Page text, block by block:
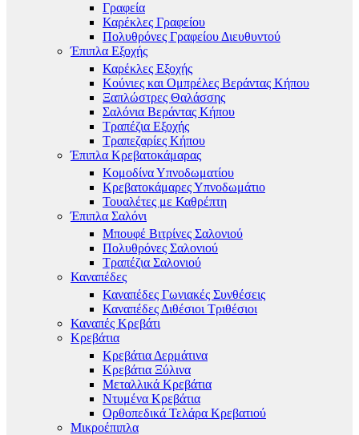
Γραφεία
Καρέκλες Γραφείου
Πολυθρόνες Γραφείου Διευθυντού
Έπιπλα Εξοχής
Καρέκλες Εξοχής
Κούνιες και Ομπρέλες Βεράντας Κήπου
Ξαπλώστρες Θαλάσσης
Σαλόνια Βεράντας Κήπου
Τραπέζια Εξοχής
Τραπεζαρίες Κήπου
Έπιπλα Κρεβατοκάμαρας
Κομοδίνα Υπνοδωματίου
Κρεβατοκάμαρες Υπνοδωμάτιο
Τουαλέτες με Καθρέπτη
Έπιπλα Σαλόνι
Μπουφέ Βιτρίνες Σαλονιού
Πολυθρόνες Σαλονιού
Τραπέζια Σαλονιού
Καναπέδες
Καναπέδες Γωνιακές Συνθέσεις
Καναπέδες Διθέσιοι Τριθέσιοι
Καναπές Κρεβάτι
Κρεβάτια
Κρεβάτια Δερμάτινα
Κρεβάτια Ξύλινα
Μεταλλικά Κρεβάτια
Ντυμένα Κρεβάτια
Ορθοπεδικά Τελάρα Κρεβατιού
Μικροέπιπλα